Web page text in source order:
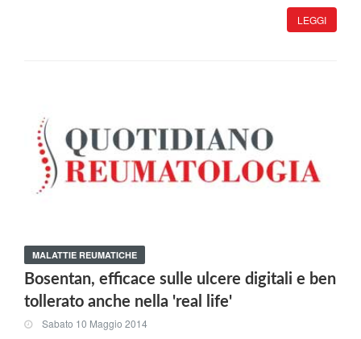
LEGGI
MALATTIE REUMATICHE
Bosentan, efficace sulle ulcere digitali e ben
tollerato anche nella 'real life'
Sabato 10 Maggio 2014